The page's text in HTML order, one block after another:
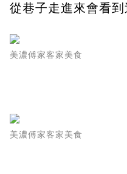
從巷子走進來會看到
美濃傅家客家美食
美濃傅家客家美食